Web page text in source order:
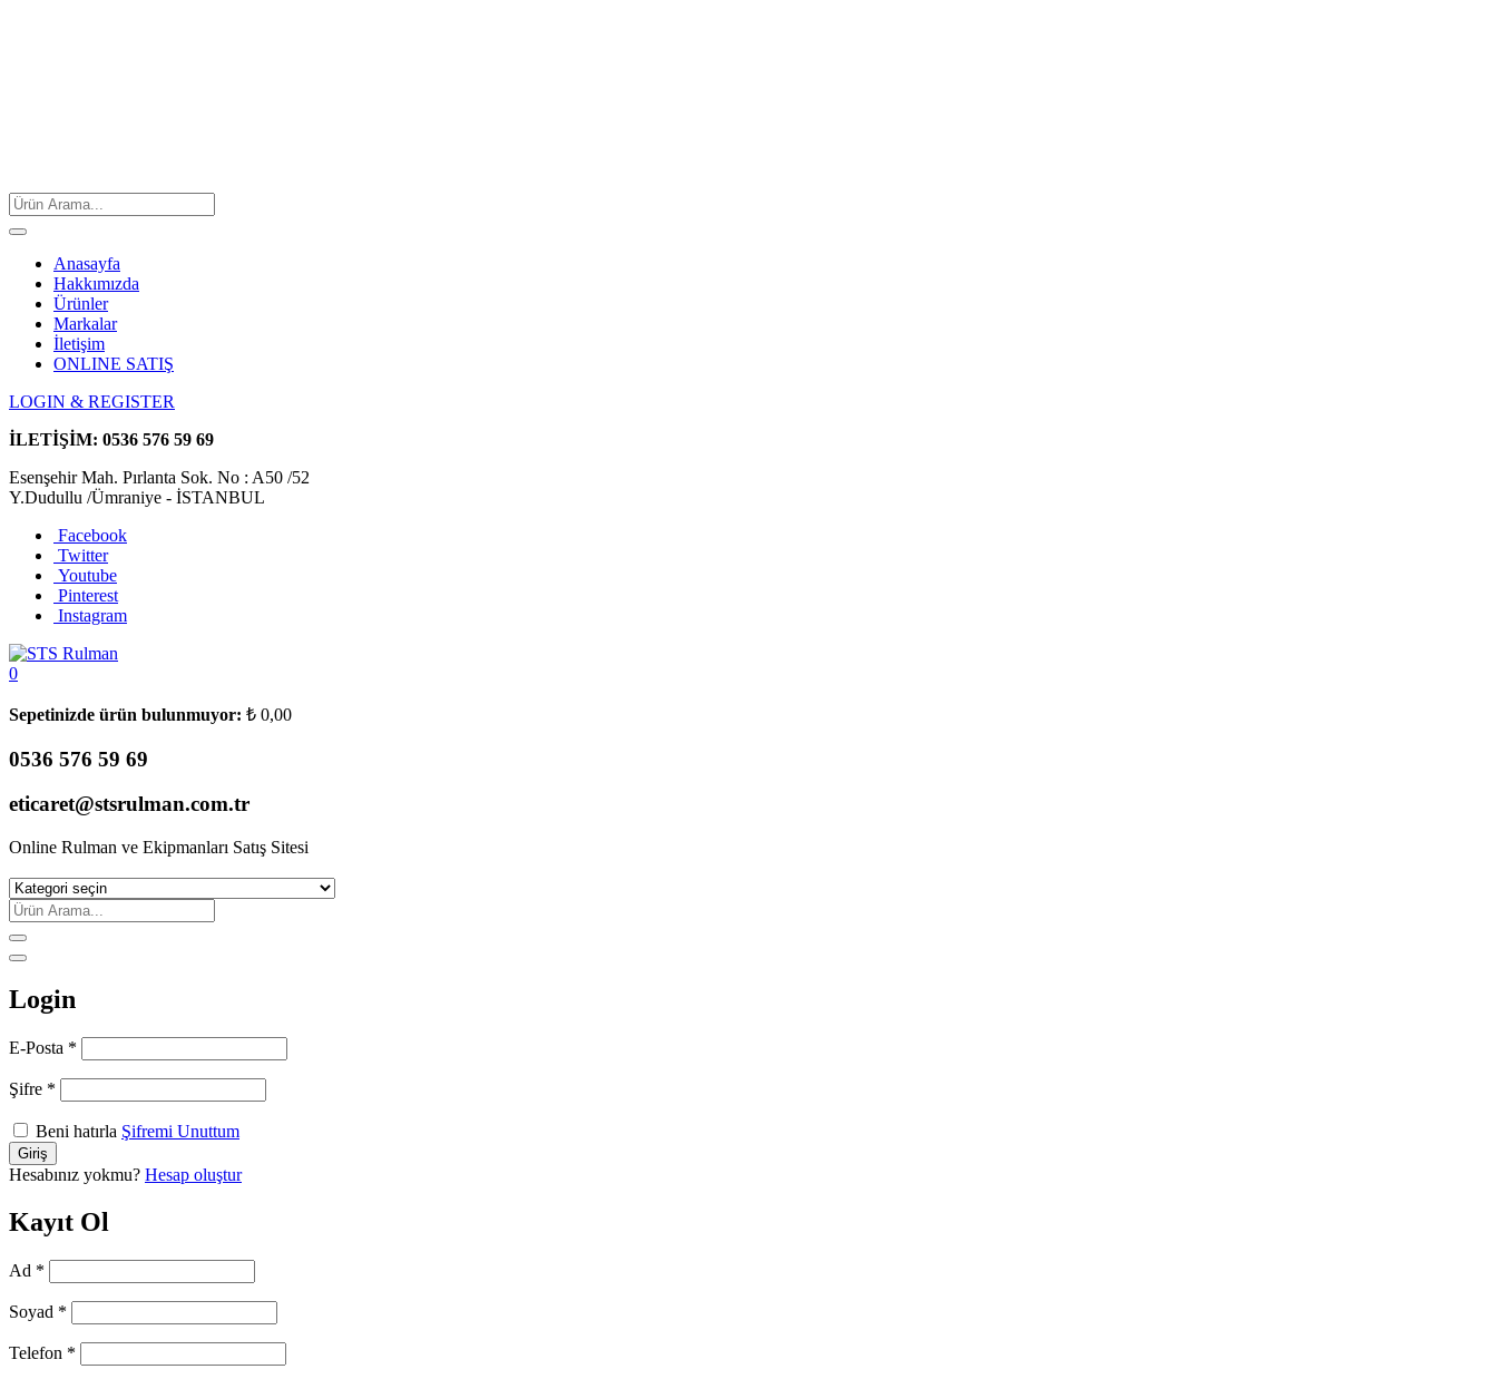
Anasayfa
Hakkımızda
Ürünler
Markalar
İletişim
ONLINE SATIŞ
LOGIN & REGISTER
İLETİŞİM: 0536 576 59 69
Esenşehir Mah. Pırlanta Sok. No : A50 /52
Y.Dudullu /Ümraniye - İSTANBUL
Facebook
Twitter
Youtube
Pinterest
Instagram
0
Sepetinizde ürün bulunmuyor: ₺ 0,00
0536 576 59 69
eticaret@stsrulman.com.tr
Online Rulman ve Ekipmanları Satış Sitesi
Login
E-Posta *
Şifre *
Beni hatırla Şifremi Unuttum
Hesabınız yokmu? Hesap oluştur
Kayıt Ol
Ad *
Soyad *
Telefon *